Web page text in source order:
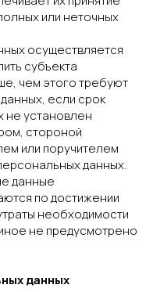
или неточных
осуществляется
субъекта
чем этого требуют
если срок
не установлен
стороной
или поручителем
данных.
данные
по достижении
необходимости
не предусмотрено
данных